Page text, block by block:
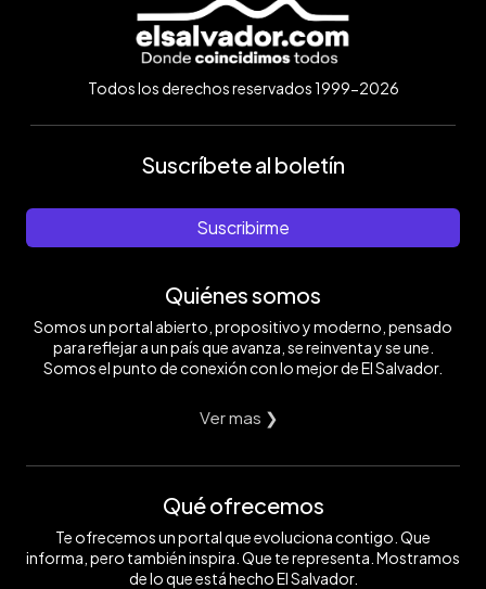
Todos los derechos reservados 1999-2026
Suscríbete al boletín
Suscribirme
Quiénes somos
Somos un portal abierto, propositivo y moderno, pensado
para reflejar a un país que avanza, se reinventa y se une.
Somos el punto de conexión con lo mejor de El Salvador.
Ver mas ❯
Qué ofrecemos
Te ofrecemos un portal que evoluciona contigo. Que
informa, pero también inspira. Que te representa. Mostramos
de lo que está hecho El Salvador.